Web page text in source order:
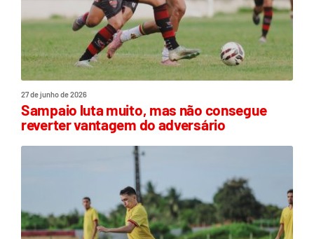
27 de junho de 2026
Sampaio luta muito, mas não consegue
reverter vantagem do adversário